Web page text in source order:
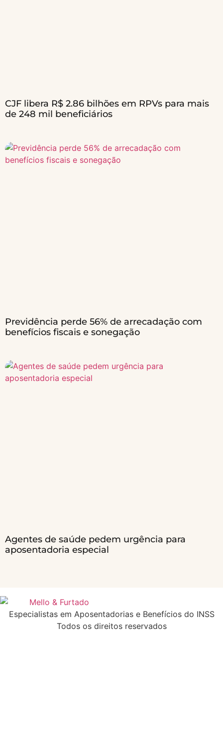
CJF libera R$ 2.86 bilhões em RPVs para mais
de 248 mil beneficiários
Previdência perde 56% de arrecadação com
benefícios fiscais e sonegação
Agentes de saúde pedem urgência para
aposentadoria especial
Especialistas em Aposentadorias e Benefícios do INSS
Todos os direitos reservados